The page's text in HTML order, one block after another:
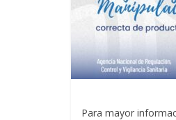
Para mayor